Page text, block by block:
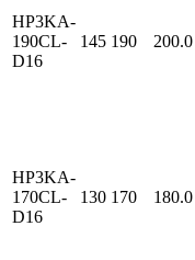
HP3KA-
190CL-
D16
145 190 200.0
HP3KA-
170CL-
D16
130 170 180.0